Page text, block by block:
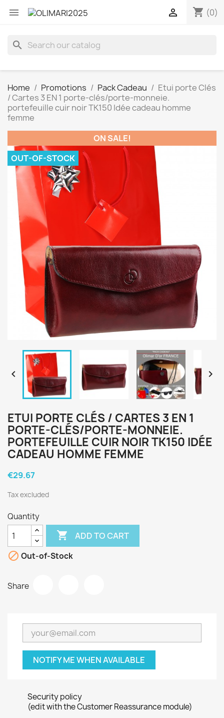
 shopping_cart (0)

search
Home Promotions Pack Cadeau
Etui porte Clés
/ Cartes 3 EN 1 porte-clés/porte-monneie.
portefeuille cuir noir TK150 Idée cadeau homme
femme
ON SALE!
OUT-OF-STOCK
 
ETUI PORTE CLÉS / CARTES 3 EN 1
PORTE-CLÉS/PORTE-MONNEIE.
PORTEFEUILLE CUIR NOIR TK150 IDÉE
CADEAU HOMME FEMME
€29.67
Tax excluded
Quantity
 ADD TO CART
 Out-of-Stock
Share
NOTIFY ME WHEN AVAILABLE
Security policy
(edit with the Customer Reassurance module)